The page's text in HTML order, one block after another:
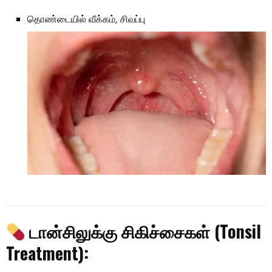
தொண்டையில் வீக்கம், சிவப்பு
டான்சிலுக்கு சிகிச்சைகள் (Tonsil
Treatment):